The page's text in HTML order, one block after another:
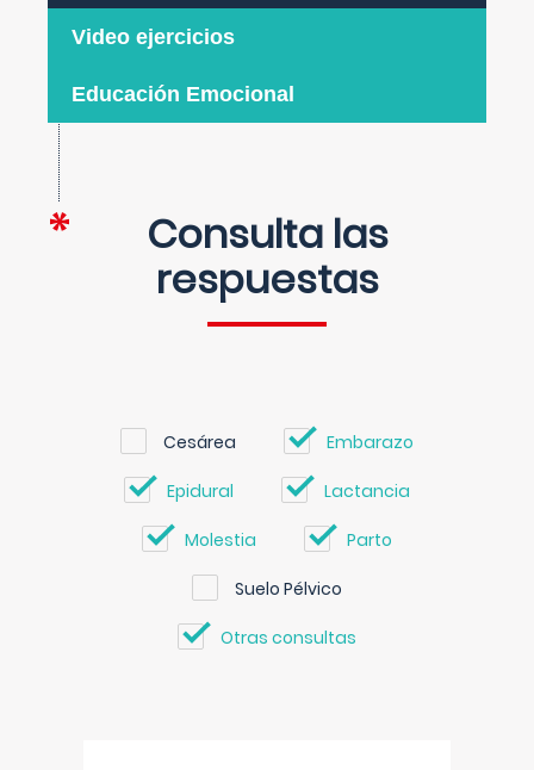
Video ejercicios
Educación Emocional
Consulta las
respuestas
Cesárea Embarazo
Epidural Lactancia
Molestia Parto
Suelo Pélvico
Otras consultas